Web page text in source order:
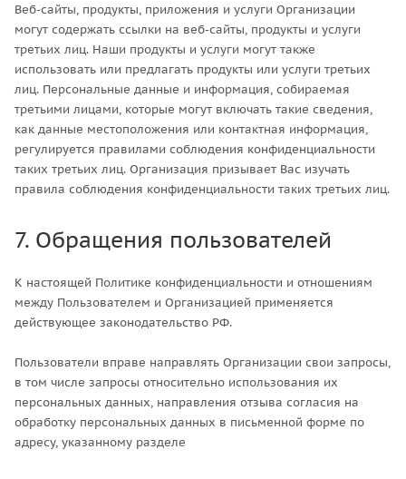
Веб-сайты, продукты, приложения и услуги Организации
могут содержать ссылки на веб-сайты, продукты и услуги
третьих лиц. Наши продукты и услуги могут также
использовать или предлагать продукты или услуги третьих
лиц. Персональные данные и информация, собираемая
третьими лицами, которые могут включать такие сведения,
как данные местоположения или контактная информация,
регулируется правилами соблюдения конфиденциальности
таких третьих лиц. Организация призывает Вас изучать
правила соблюдения конфиденциальности таких третьих лиц.
7. Обращения пользователей
К настоящей Политике конфиденциальности и отношениям
между Пользователем и Организацией применяется
действующее законодательство РФ.
Пользователи вправе направлять Организации свои запросы,
в том числе запросы относительно использования их
персональных данных, направления отзыва согласия на
обработку персональных данных в письменной форме по
адресу, указанному разделе